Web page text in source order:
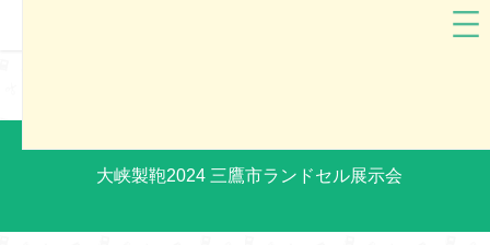
大峡製鞄2024 三鷹市ランドセル展示会